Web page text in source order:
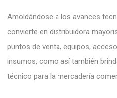
Amoldándose a los avances
convierte en distribuidora
puntos de venta, equipos,
insumos, como así también
técnico para la mercadería